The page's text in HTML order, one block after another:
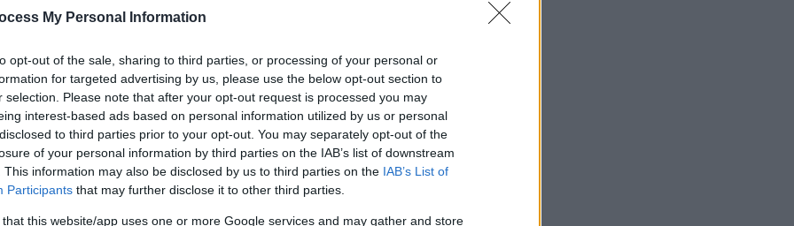
My Personal Information
opt-out of the sale, sharing to third parties, or processing of your personal or
for targeted advertising by us, please use the below opt-out section to
selection. Please note that after your opt-out request is processed you may
interest-based ads based on personal information utilized by us or personal
to third parties prior to your opt-out. You may separately opt-out of the
of your personal information by third parties on the IAB’s list of downstream
This information may also be disclosed by us to third parties on the IAB’s List of
Participants that may further disclose it to other third parties.
that this website/app uses one or more Google services and may gather and store